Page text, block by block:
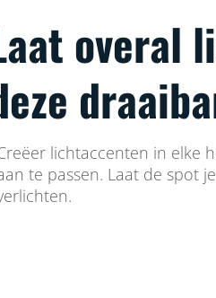
overal
lichtaccenten in elke
te passen. Laat de spot